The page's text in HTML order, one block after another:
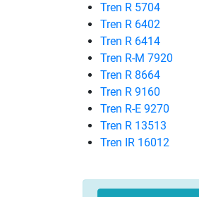
Tren R 5704
Tren R 6402
Tren R 6414
Tren R-M 7920
Tren R 8664
Tren R 9160
Tren R-E 9270
Tren R 13513
Tren IR 16012